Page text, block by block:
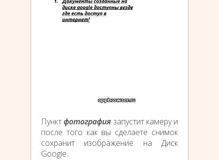
Пунктфотография запустит камеру и
после того как вы сделаете снимок
сохранит изображение на Диск
Google.